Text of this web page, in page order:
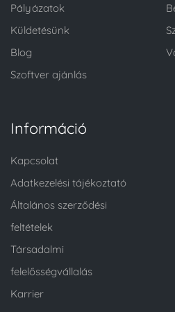
Pályázatok
Küldetésünk
Blog
Szoftver ajánlás
Információ
Kapcsolat
Adatkezelési tájékoztató
Általános szerződési
feltételek
Társadalmi
felelősségvállalás
Karrier